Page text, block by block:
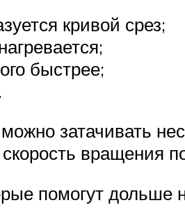
кривой срез;
быстрее;
затачивать
вращения
помогут дольше